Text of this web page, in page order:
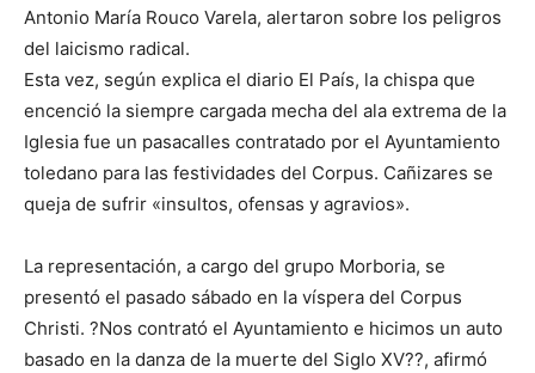
Antonio María Rouco Varela, alertaron sobre los peligros
del laicismo radical.
Esta vez, según explica el diario El País, la chispa que
encenció la siempre cargada mecha del ala extrema de la
Iglesia fue un pasacalles contratado por el Ayuntamiento
toledano para las festividades del Corpus. Cañizares se
queja de sufrir «insultos, ofensas y agravios».
La representación, a cargo del grupo Morboria, se
presentó el pasado sábado en la víspera del Corpus
Christi. ?Nos contrató el Ayuntamiento e hicimos un auto
basado en la danza de la muerte del Siglo XV??, afirmó